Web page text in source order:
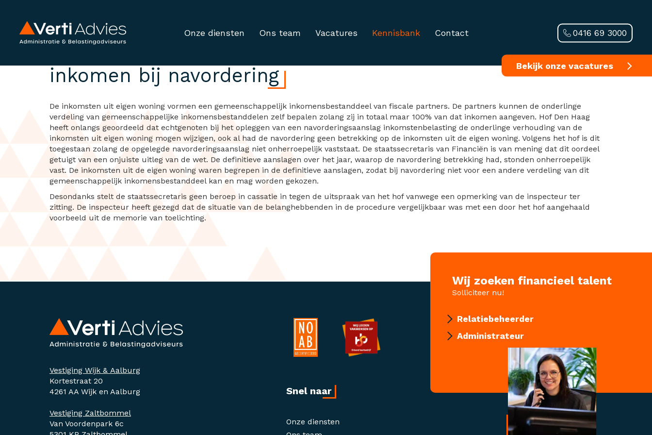
Onze diensten Ons team Vacatures Kennisbank Contact
Bekijk onze vacatures
0416 69 3000
Geen cassatie hofuitspraak verdeling gemeenschappelijk
inkomen bij navordering
De inkomsten uit eigen woning vormen een gemeenschappelijk inkomensbestanddeel van fiscale partners. De partners kunnen de onderlinge
verdeling van gemeenschappelijke inkomensbestanddelen zelf bepalen zolang zij in totaal maar 100% van dat inkomen aangeven. Hof Den Haag
heeft onlangs geoordeeld dat echtgenoten bij het opleggen van een navorderingsaanslag inkomstenbelasting de onderlinge verhouding van de
inkomsten uit eigen woning mogen wijzigen, ook al had de navordering geen betrekking op de inkomsten uit de eigen woning. Volgens het hof is dit
toegestaan zolang de opgelegde navorderingsaanslag niet onherroepelijk vaststaat. De staatssecretaris van Financiën is van mening dat dit oordeel
getuigt van een onjuiste uitleg van de wet. De definitieve aanslagen over het jaar, waarop de navordering betrekking had, stonden onherroepelijk
vast. De inkomsten uit de eigen woning waren begrepen in de definitieve aanslagen, zodat bij navordering niet voor een andere verdeling van dit
gemeenschappelijk inkomensbestanddeel kan en mag worden gekozen.
Desondanks stelt de staatssecretaris geen beroep in cassatie in tegen de uitspraak van het hof vanwege een opmerking van de inspecteur ter
zitting. De inspecteur heeft gezegd dat de situatie van de belanghebbenden in de procedure vergelijkbaar was met een door het hof aangehaald
voorbeeld uit de memorie van toelichting.
Wij zoeken financieel talent
Solliciteer nu!
Relatiebeheerder
Administrateur
Vestiging Wijk & Aalburg
Kortestraat 20
4261 AA Wijk en Aalburg
Vestiging Zaltbommel
Van Voordenpark 6c
Snel naar
Onze diensten